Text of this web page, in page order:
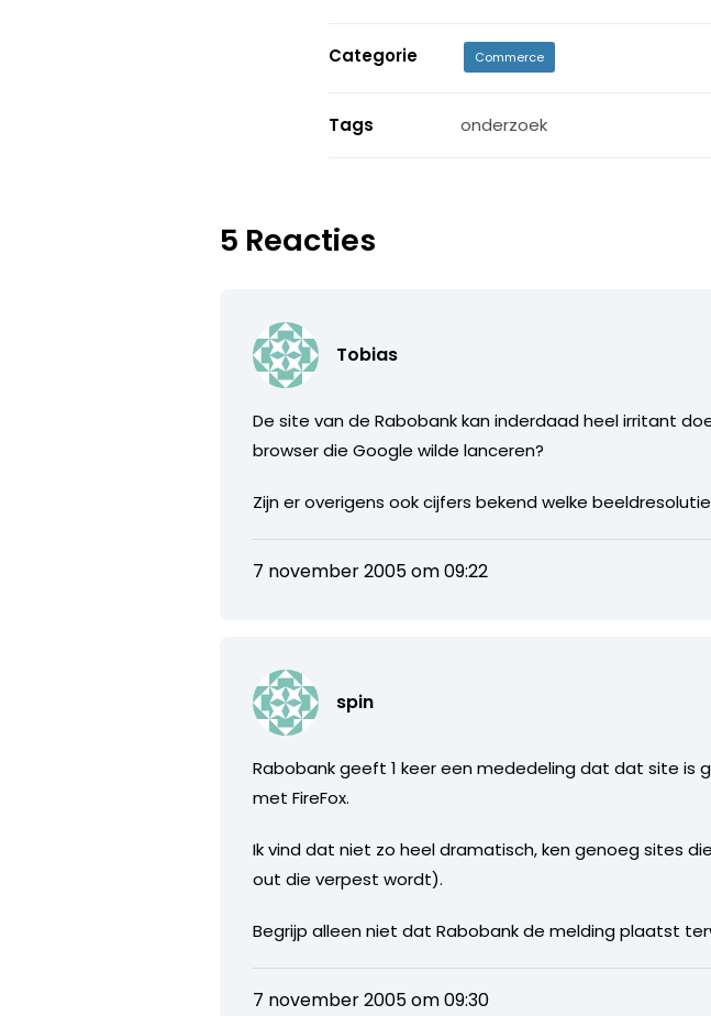
Categorie Commerce
Tags onderzoek
5 Reacties
Tobias
De site van de Rabobank kan inderdaad heel irritant
browser die Google wilde lanceren?
Zijn er overigens ook cijfers bekend welke
7 november 2005 om 09:22
spin
Rabobank geeft 1 keer een mededeling dat dat site is
met FireFox.
Ik vind dat niet zo heel dramatisch, ken genoeg sites
out die verpest wordt).
Begrijp alleen niet dat Rabobank de melding plaatst
7 november 2005 om 09:30